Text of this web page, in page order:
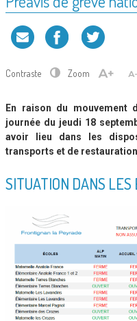
Contraste Zoom
En raison du mouvement
journée du jeudi 18
avoir lieu dans les
transports et de
SITUATION DANS LES